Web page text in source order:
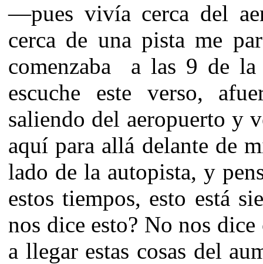
—pues vivía cerca del
cerca de una pista me
comenzaba a las 9 de la
escuche este verso,
saliendo del aeropuerto y
aquí para allá delante de
lado de la autopista, y
estos tiempos, esto está
nos dice esto? No nos
a llegar estas cosas del